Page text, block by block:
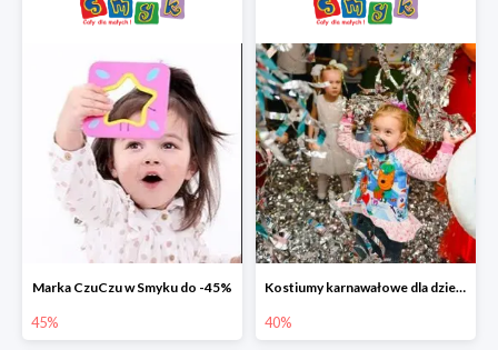
Marka CzuCzu w Smyku do -45%
45%
Kostiumy karnawałowe dla dzieci w Smyku do -40%
40%